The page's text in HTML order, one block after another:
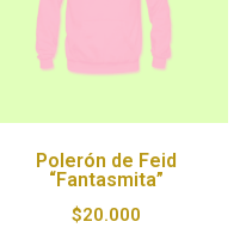
Polerón de Feid
“Fantasmita”
$20.000